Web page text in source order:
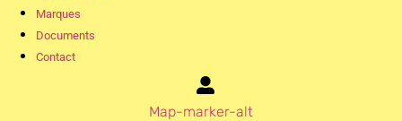
Marques
Documents
Contact
Map-marker-alt